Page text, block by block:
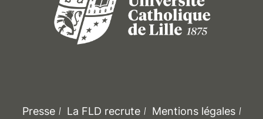
Presse La FLD recrute
Mentions légales